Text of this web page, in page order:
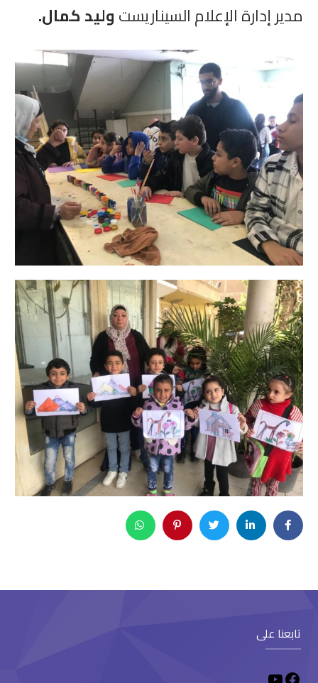
مدير إدارة الإعلام السيناريستوليد كمال.
تابعنا على